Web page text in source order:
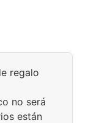
regalo
no será
están